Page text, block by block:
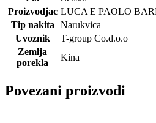
Proizvodjac LUCA E PAOLO
Tip nakita
Narukvica
Uvoznik
T-group Co.d.o.o
Zemlja
porekla
Kina
Povezani proizvodi